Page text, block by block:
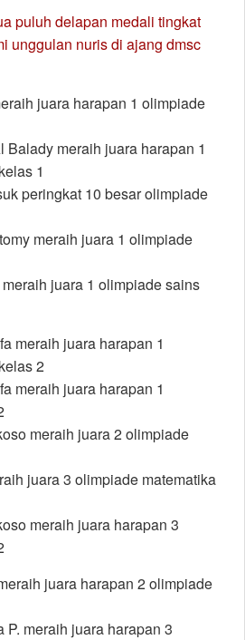
puluh delapan medali tingkat
unggulan nuris di ajang dmsc
juara harapan 1 olimpiade
Balady meraih juara harapan 1
1
peringkat 10 besar olimpiade
meraih juara 1 olimpiade
juara 1 olimpiade sains
meraih juara harapan 1
2
meraih juara harapan 1
meraih juara 2 olimpiade
juara 3 olimpiade matematika
meraih juara harapan 3
juara harapan 2 olimpiade
meraih juara harapan 3